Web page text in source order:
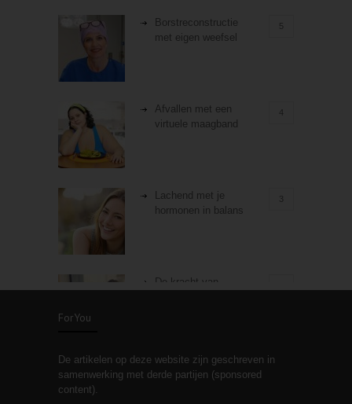
Borstreconstructie
met eigen weefsel
5
Afvallen met een
virtuele maagband
4
Lachend met je
hormonen in balans
3
De kracht van
Stiefouderschap en
relaties
ForYou
De artikelen op deze website zijn geschreven in
samenwerking met derde partijen (sponsored
content).